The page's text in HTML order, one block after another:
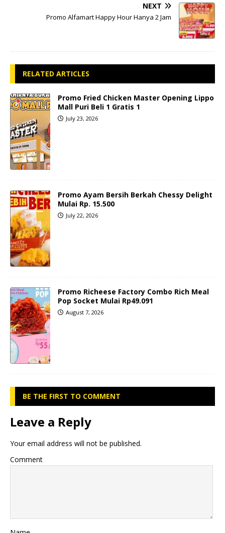
NEXT
Promo Alfamart Happy Hour Hanya 2 Jam
RELATED ARTICLES
Promo Fried Chicken Master Opening Lippo
Mall Puri Beli 1 Gratis 1
July 23, 2026
Promo Ayam Bersih Berkah Chessy Delight
Mulai Rp. 15.500
July 22, 2026
Promo Richeese Factory Combo Rich Meal
Pop Socket Mulai Rp49.091
August 7, 2026
BE THE FIRST TO COMMENT
Leave a Reply
Your email address will not be published.
Comment